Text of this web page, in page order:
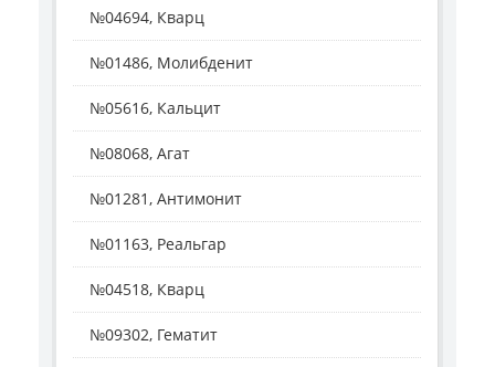
№04694, Кварц
№01486, Молибденит
№05616, Кальцит
№08068, Агат
№01281, Антимонит
№01163, Реальгар
№04518, Кварц
№09302, Гематит